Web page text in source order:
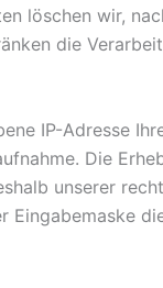
löschen wir,
die
IP-Adresse
Die
unserer